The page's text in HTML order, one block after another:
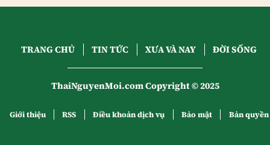
TRANG CHỦ TIN TỨC XƯA VÀ NAY ĐỜI SỐNG
ThaiNguyenMoi.com Copyright © 2025
Giới thiệu RSS Điều khoản dịch vụ Bảo mật Bản quyền